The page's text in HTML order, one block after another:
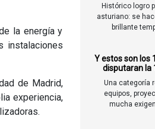
la energía y
instalaciones
de Madrid,
experiencia,
Histórico logro
asturiano: se
brillante
Y estos son los
disputaran la
Una categoría
equipos,
mucha